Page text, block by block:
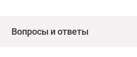
Вопросы и ответы